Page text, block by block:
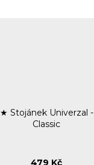
★ Stojánek Univerzal -
Classic
479 Kč